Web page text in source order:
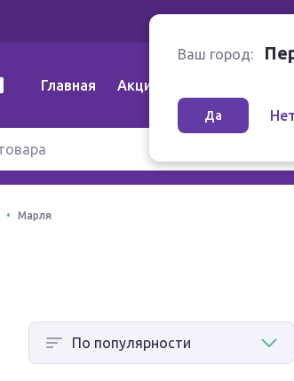
Главная Акции
Ваш город:
Да
Марля